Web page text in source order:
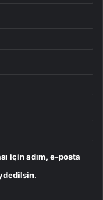
için adım, e-posta